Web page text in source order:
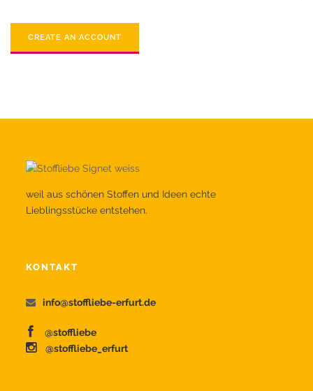
weil aus schönen Stoffen und Ideen echte
Lieblingsstücke entstehen.
KONTAKT
info@stoffliebe-erfurt.de
@stoffliebe
@stoffliebe_erfurt